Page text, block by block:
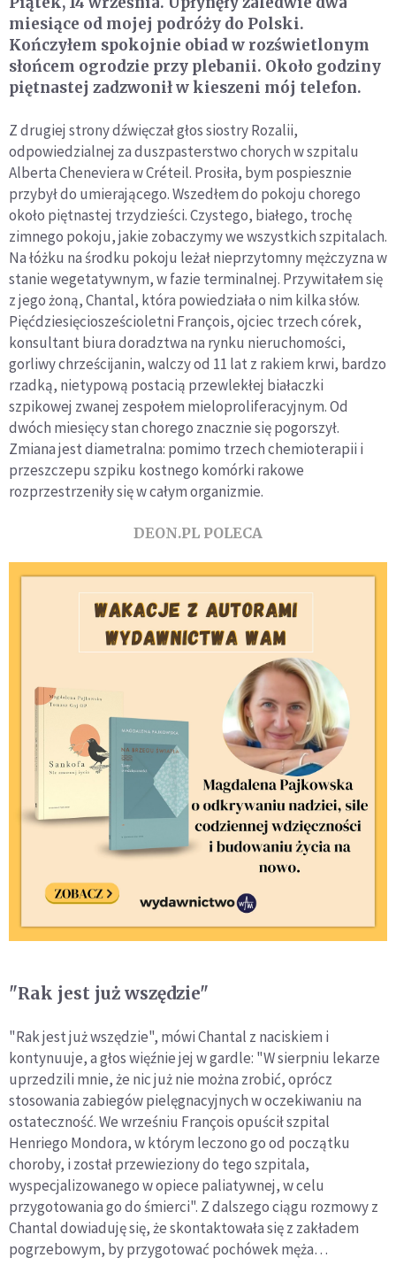
miesiące od mojej podróży do Polski.
Kończyłem spokojnie obiad w rozświetlonym
słońcem ogrodzie przy plebanii. Około godziny
piętnastej zadzwonił w kieszeni mój telefon.
Z drugiej strony dźwięczał głos siostry Rozalii,
odpowiedzialnej za duszpasterstwo chorych w szpitalu
Alberta Cheneviera w Créteil. Prosiła, bym pospiesznie
przybył do umierającego. Wszedłem do pokoju chorego
około piętnastej trzydzieści. Czystego, białego, trochę
zimnego pokoju, jakie zobaczymy we wszystkich szpitalach.
Na łóżku na środku pokoju leżał nieprzytomny mężczyzna w
stanie wegetatywnym, w fazie terminalnej. Przywitałem się
z jego żoną, Chantal, która powiedziała o nim kilka słów.
Pięćdziesięciosześcioletni François, ojciec trzech córek,
konsultant biura doradztwa na rynku nieruchomości,
gorliwy chrześcijanin, walczy od 11 lat z rakiem krwi, bardzo
rzadką, nietypową postacią przewlekłej białaczki
szpikowej zwanej zespołem mieloproliferacyjnym. Od
dwóch miesięcy stan chorego znacznie się pogorszył.
Zmiana jest diametralna: pomimo trzech chemioterapii i
przeszczepu szpiku kostnego komórki rakowe
rozprzestrzeniły się w całym organizmie.
DEON.PL POLECA
"Rak jest już wszędzie"
"Rak jest już wszędzie", mówi Chantal z naciskiem i
kontynuuje, a głos więźnie jej w gardle: "W sierpniu lekarze
uprzedzili mnie, że nic już nie można zrobić, oprócz
stosowania zabiegów pielęgnacyjnych w oczekiwaniu na
ostateczność. We wrześniu François opuścił szpital
Henriego Mondora, w którym leczono go od początku
choroby, i został przewieziony do tego szpitala,
wyspecjalizowanego w opiece paliatywnej, w celu
przygotowania go do śmierci". Z dalszego ciągu rozmowy z
Chantal dowiaduję się, że skontaktowała się z zakładem
pogrzebowym, by przygotować pochówek męża…